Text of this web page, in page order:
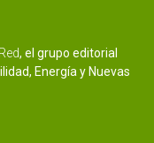
, el grupo editorial
Energía y Nuevas